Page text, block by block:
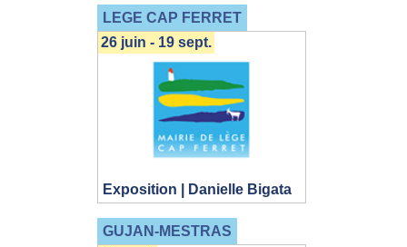
LEGE CAP FERRET
Exposition | Danielle Bigata
26 juin - 19 sept.
GUJAN-MESTRAS